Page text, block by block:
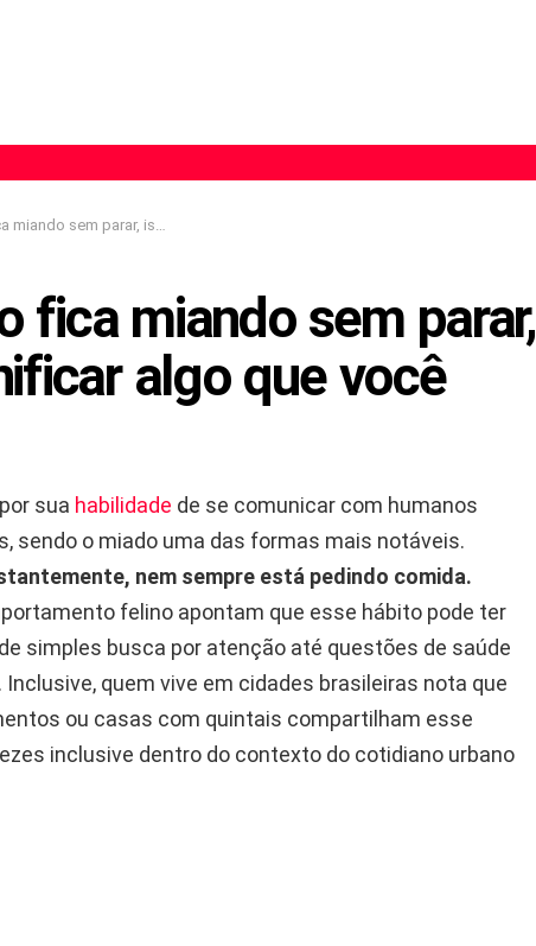
isso pode significar algo que você ignora
fica miando sem parar,
algo que você
sua habilidade de se comunicar com humanos
sendo o miado uma das formas mais notáveis.
nem sempre está pedindo comida.
felino apontam que esse hábito pode ter
simples busca por atenção até questões de saúde
quem vive em cidades brasileiras nota que
ou casas com quintais compartilham esse
inclusive dentro do contexto do cotidiano urbano